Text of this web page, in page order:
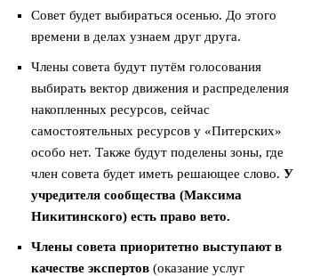
Совет будет выбираться осенью. До этого
времени в делах узнаем друг друга.
Члены совета будут путём голосования
выбирать вектор движения и распределения
накопленных ресурсов, сейчас
самостоятельных ресурсов у «Питерских»
особо нет. Также будут поделены зоны, где
член совета будет иметь решающее слово. У
учредителя сообщества (Максима
Никитинского) есть право вето.
Члены совета приоритетно выступают в
качестве экспертов (оказание услуг